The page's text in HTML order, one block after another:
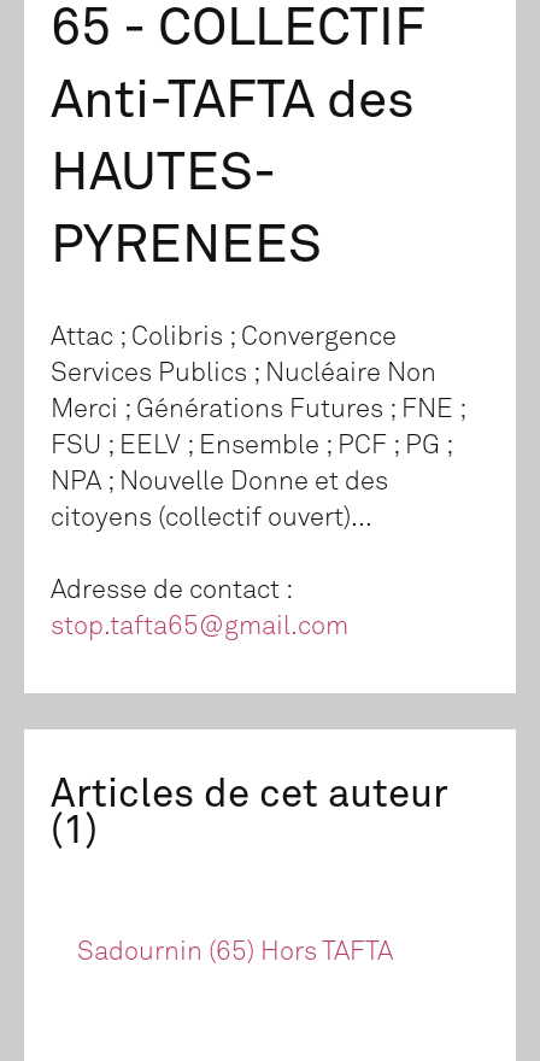
65 - COLLECTIF
Anti-TAFTA des
HAUTES-
PYRENEES
Attac ; Colibris ; Convergence
Services Publics ; Nucléaire Non
Merci ; Générations Futures ; FNE ;
FSU ; EELV ; Ensemble ; PCF ; PG ;
NPA ; Nouvelle Donne et des
citoyens (collectif ouvert)...
Adresse de contact :
stop.tafta65@gmail.com
Articles de cet auteur
(1)
Sadournin (65) Hors TAFTA